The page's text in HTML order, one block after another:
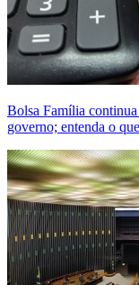
Bolsa Família
governo; entenda o